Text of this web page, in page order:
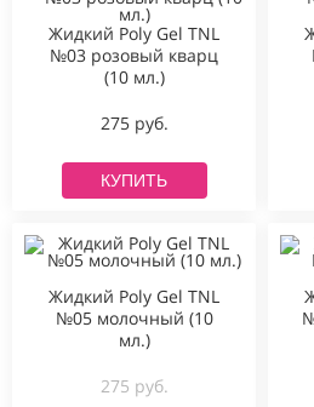
Жидкий Poly Gel TNL
№03 розовый кварц
(10 мл.)
275 руб.
КУПИТЬ
Жидкий Poly Gel TNL
№05 молочный (10
мл.)
275 руб.